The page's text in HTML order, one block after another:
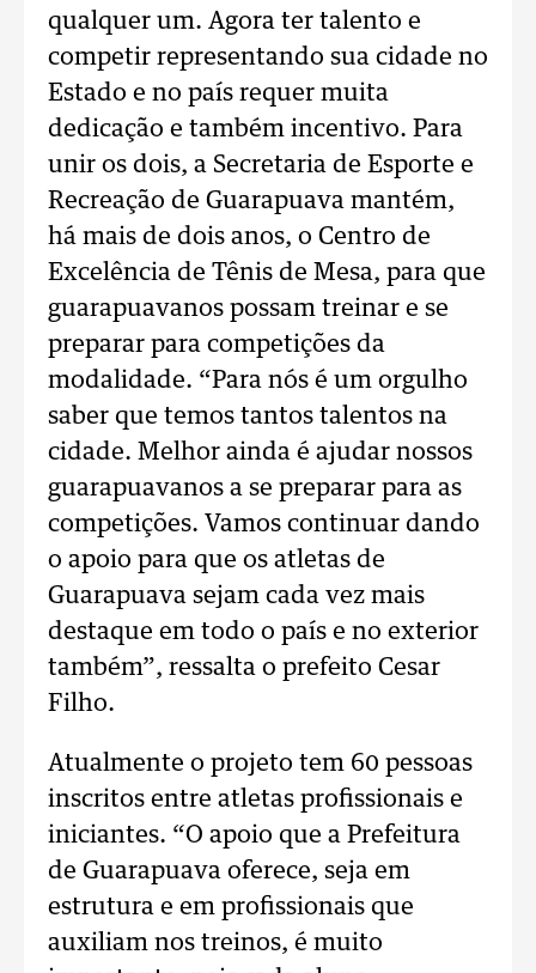
qualquer um. Agora ter talento e
competir representando sua cidade no
Estado e no país requer muita
dedicação e também incentivo. Para
unir os dois, a Secretaria de Esporte e
Recreação de Guarapuava mantém,
há mais de dois anos, o Centro de
Excelência de Tênis de Mesa, para que
guarapuavanos possam treinar e se
preparar para competições da
modalidade. “Para nós é um orgulho
saber que temos tantos talentos na
cidade. Melhor ainda é ajudar nossos
guarapuavanos a se preparar para as
competições. Vamos continuar dando
o apoio para que os atletas de
Guarapuava sejam cada vez mais
destaque em todo o país e no exterior
também”, ressalta o prefeito Cesar
Filho.
Atualmente o projeto tem 60 pessoas
inscritos entre atletas profissionais e
iniciantes. “O apoio que a Prefeitura
de Guarapuava oferece, seja em
estrutura e em profissionais que
auxiliam nos treinos, é muito